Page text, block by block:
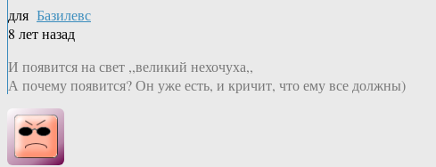
для Базилевс
8 лет назад
И появится на свет ,,великий нехочуха,,
А почему появится? Он уже есть, и кричит, что ему все должны)